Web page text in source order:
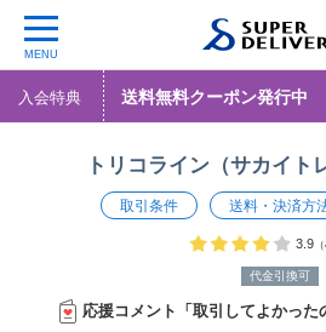
MENU
入会特典 送料無料クーポン発行中
トリコライン（サカイト
取引条件 送料・決済方
代金引換可
3.9（
応援コメント「取引してよかった